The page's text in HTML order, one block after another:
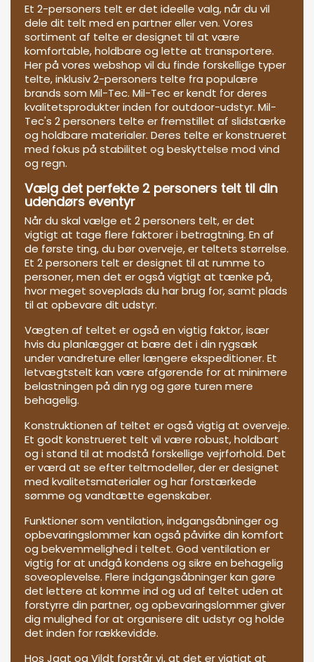
Et 2-personers telt er det ideelle valg, når du vil
dele dit telt med en partner eller ven. Vores
sortiment af telte er designet til at være
komfortable, holdbare og lette at transportere.
Her på vores webshop vil du finde forskellige typer
telte, inklusiv 2-personers telte fra populære
brands som Mil-Tec. Mil-Tec er kendt for deres
kvalitetsprodukter inden for outdoor-udstyr. Mil-
Tec's 2 personers telte er fremstillet af slidstærke
og holdbare materialer. Deres telte er konstrueret
med fokus på stabilitet og beskyttelse mod vind
og regn.
Vælg det perfekte 2 personers telt til din
udendørs eventyr
Når du skal vælge et 2 personers telt, er det
vigtigt at tage flere faktorer i betragtning. En af
de første ting, du bør overveje, er teltets størrelse.
Et 2 personers telt er designet til at rumme to
personer, men det er også vigtigt at tænke på,
hvor meget soveplads du har brug for, samt plads
til at opbevare dit udstyr.
Vægten af teltet er også en vigtig faktor, især
hvis du planlægger at bære det i din rygsæk
under vandreture eller længere ekspeditioner. Et
letvægtstelt kan være afgørende for at minimere
belastningen på din ryg og gøre turen mere
behagelig.
Konstruktionen af teltet er også vigtig at overveje.
Et godt konstrueret telt vil være robust, holdbart
og i stand til at modstå forskellige vejrforhold. Det
er værd at se efter teltmodeller, der er designet
med kvalitetsmaterialer og har forstærkede
sømme og vandtætte egenskaber.
Funktioner som ventilation, indgangsåbninger og
opbevaringslommer kan også påvirke din komfort
og bekvemmelighed i teltet. God ventilation er
vigtig for at undgå kondens og sikre en behagelig
soveoplevelse. Flere indgangsåbninger kan gøre
det lettere at komme ind og ud af teltet uden at
forstyrre din partner, og opbevaringslommer giver
dig mulighed for at organisere dit udstyr og holde
det inden for rækkevidde.
Hos Jagt og Vildt forstår vi, at det er vigtigt at